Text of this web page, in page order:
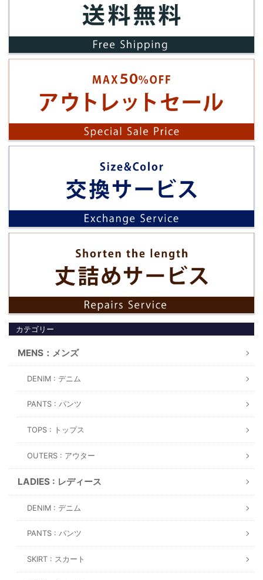
カテゴリー
MENS：メンズ
DENIM : デニム
PANTS : パンツ
TOPS : トップス
OUTERS : アウター
LADIES : レディース
DENIM : デニム
PANTS : パンツ
SKIRT : スカート